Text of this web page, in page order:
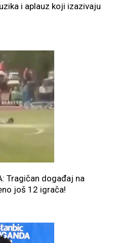
i aplauz koji izazivaju
Tragičan događaj na
još 12 igrača!